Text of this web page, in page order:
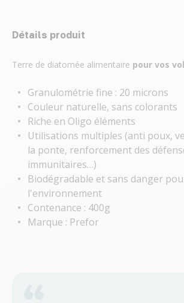
Détails produit
Terre de diatomée alimentaire pour vos
Granulométrie fine : 20 microns
Couleur naturelle, sans colorants
Riche en Oligo éléments
Utilisations multiples (anti poux,
la ponte, renforcement des
immunitaires…)
Biodégradable et sans danger
l'environnement
Contenance : 400g
Marque : Prefor